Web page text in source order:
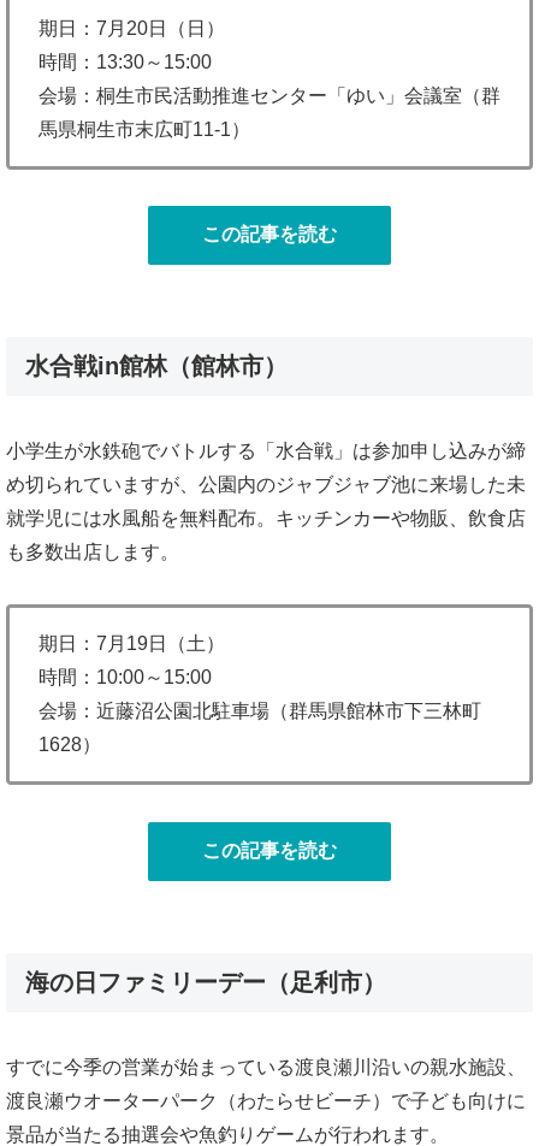
期日：7月20日（日）
時間：13:30～15:00
会場：桐生市民活動推進センター「ゆい」会議室（群
馬県桐生市末広町11-1）
この記事を読む
水合戦in館林（館林市）
小学生が水鉄砲でバトルする「水合戦」は参加申し込みが締
め切られていますが、公園内のジャブジャブ池に来場した未
就学児には水風船を無料配布。キッチンカーや物販、飲食店
も多数出店します。
期日：7月19日（土）
時間：10:00～15:00
会場：近藤沼公園北駐車場（群馬県館林市下三林町
1628）
この記事を読む
海の日ファミリーデー（足利市）
すでに今季の営業が始まっている渡良瀬川沿いの親水施設、
渡良瀬ウオーターパーク（わたらせビーチ）で子ども向けに
景品が当たる抽選会や魚釣りゲームが行われます。